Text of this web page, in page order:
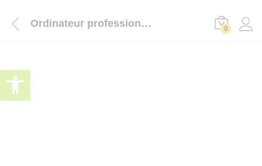
Ordinateur professionnel tout-en-un 24 pouces Full HD 0
Ouvrir la barre d’outils